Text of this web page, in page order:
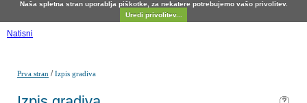
Naša spletna stran uporablja piškotke, za nekatere potrebujemo vašo privolitev.
Uredi privolitev...
Natisni
Prva stran /Izpis gradiva